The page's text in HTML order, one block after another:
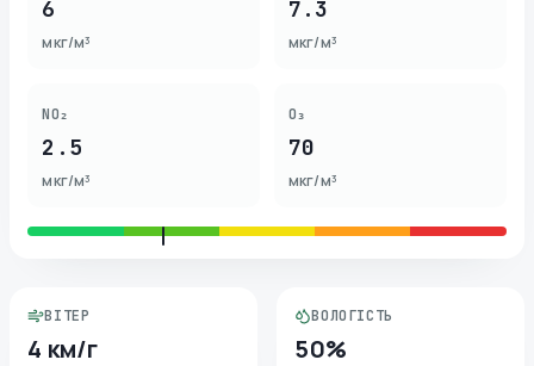
6
мкг/м³
7.3
мкг/м³
NO₂
2.5
мкг/м³
O₃
70
мкг/м³
ВІТЕР
4 км/г
ВОЛОГІСТЬ
50%